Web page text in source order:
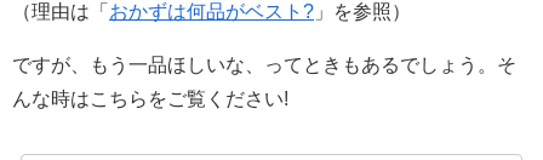
（理由は「 おかずは何品がベスト? 」を参照）
ですが、もう一品ほしいな、ってときもあるでしょう。そ
んな時はこちらをご覧ください!